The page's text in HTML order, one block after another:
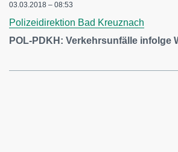
03.03.2018 – 08:53
Polizeidirektion Bad Kreuznach
POL-PDKH: Verkehrsunfälle infolge